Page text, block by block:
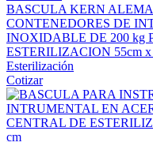
BASCULA KERN
CONTENEDORES DE
INOXIDABLE DE 200 kg
ESTERILIZACION 55cm x
Esterilización
Cotizar